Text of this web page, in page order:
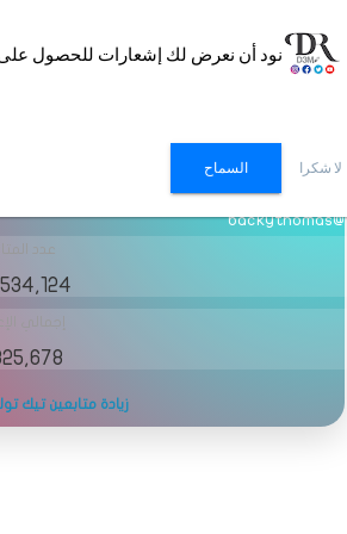
@backythomas
عدد
زيادة متابعين تيك
نود أن نعرض لك إشعارات للحصول على
لا شكرا السماح